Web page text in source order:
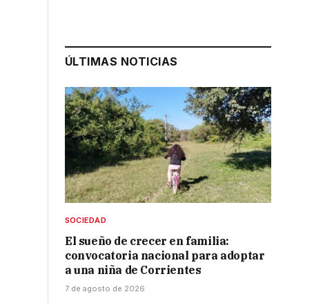
ÚLTIMAS NOTICIAS
SOCIEDAD
El sueño de crecer en familia:
convocatoria nacional para adoptar
a una niña de Corrientes
7 de agosto de 2026